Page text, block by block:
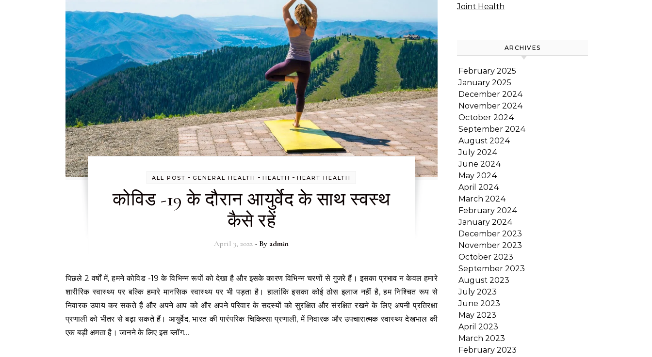
ALL POST - GENERAL HEALTH -HEALTH -HEART HEALTH
कोविड -19 के दौरान आयुर्वेद के साथ स्वस्थ
कैसे रहें
April 3, 2022 - By admin
पिछले 2 वर्षों में, हमने कोविड -19 के विभिन्न रूपों को देखा है और इसके कारण विभिन्न चरणों से गुजरे हैं। इसका प्रभाव न केवल हमारे
शारीरिक स्वास्थ्य पर बल्कि हमारे मानसिक स्वास्थ्य पर भी पड़ता है। हालांकि इसका कोई ठोस इलाज नहीं है, हम निश्चित रूप से
निवारक उपाय कर सकते हैं और अपने आप को और अपने परिवार के सदस्यों को सुरक्षित और संरक्षित रखने के लिए अपनी प्रतिरक्षा
प्रणाली को भीतर से बढ़ा सकते हैं। आयुर्वेद, भारत की पारंपरिक चिकित्सा प्रणाली, में निवारक और उपचारात्मक स्वास्थ्य देखभाल की
एक बड़ी क्षमता है। जानने के लिए इस ब्लॉग…
Joint Health
ARCHIVES
February 2025
January 2025
December 2024
November 2024
October 2024
September 2024
August 2024
July 2024
June 2024
May 2024
April 2024
March 2024
February 2024
January 2024
December 2023
November 2023
October 2023
September 2023
August 2023
July 2023
June 2023
May 2023
April 2023
March 2023
February 2023